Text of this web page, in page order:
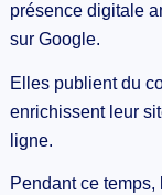
présence digitale
sur Google.
Elles publient du
enrichissent leur
ligne.
Pendant ce